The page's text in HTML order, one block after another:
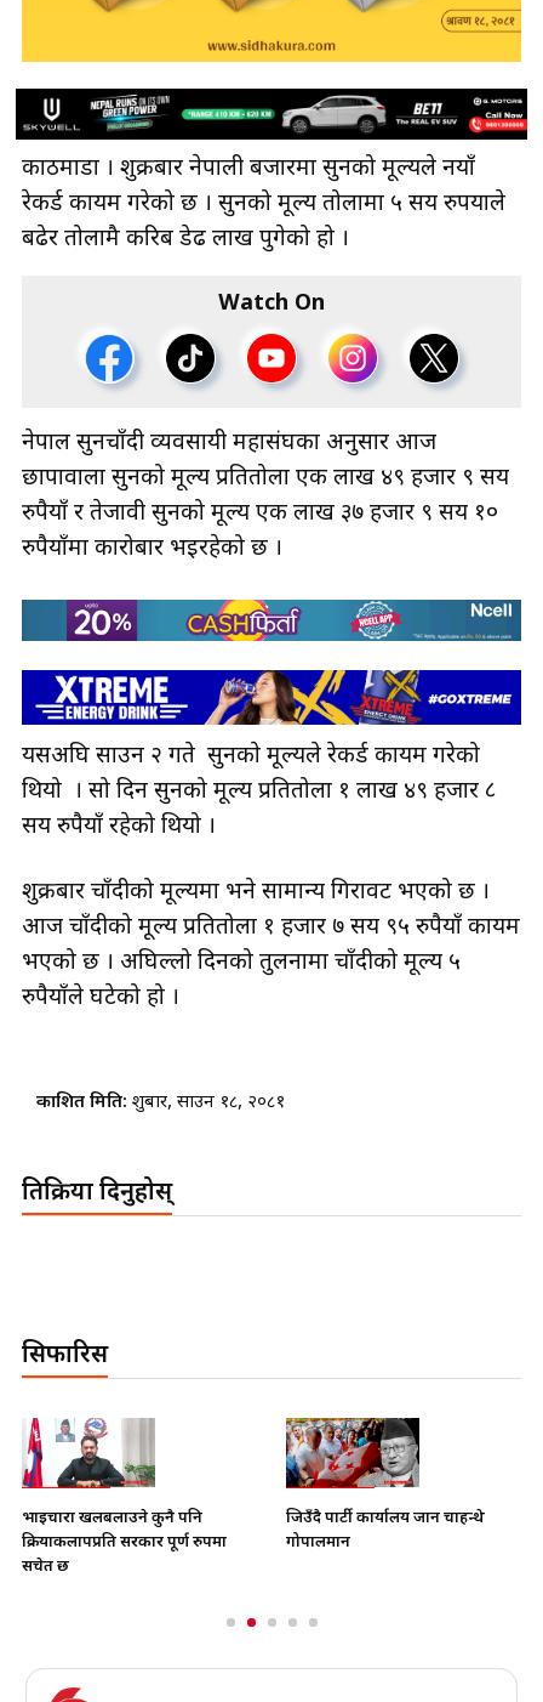
काठमाडाैँ । शुक्रबार नेपाली बजारमा सुनको मूल्यले नयाँ
रेकर्ड कायम गरेको छ । सुनको मूल्य तोलामा ५ सय रुपैँयाले
बढेर तोलामै करिब डेढ लाख पुगेको हो ।
Watch On
नेपाल सुनचाँदी व्यवसायी महासंघका अनुसार आज
छापावाला सुनको मूल्य प्रतितोला एक लाख ४९ हजार ९ सय
रुपैयाँ र तेजावी सुनको मूल्य एक लाख ३७ हजार ९ सय १०
रुपैयाँमा कारोबार भइरहेको छ ।
यसअघि साउन २ गते सुनकाे मूल्यले रेकर्ड कायम गरेको
थियो । सो दिन सुनको मूल्य प्रतितोला १ लाख ४९ हजार ८
सय रुपैयाँ रहेको थियो ।
शुक्रबार चाँदीको मूल्यमा भने सामान्य गिरावट भएको छ ।
आज चाँदीको मूल्य प्रतितोला १ हजार ७ सय ९५ रुपैयाँ कायम
भएको छ । अघिल्लो दिनको तुलनामा चाँदीको मूल्य ५
रुपैयाँले घटेको हो ।
प्रकाशित मिति: शुक्रबार, साउन १८, २०८१
प्रतिक्रिया दिनुहोस्
सिफारिस
भाइचारा खलबलाउने कुनै पनि
क्रियाकलापप्रति सरकार पूर्ण रुपमा
सचेत छ
जिउँदै पार्टी कार्यालय जान चाहन्थे
गोपालमान